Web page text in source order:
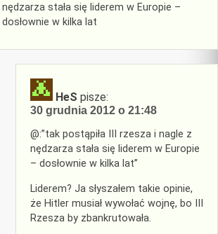
nędzarza stała się liderem w Europie –
dosłownie w kilka lat
HeS pisze:
30 grudnia 2012 o 21:48
@:”tak postąpiła III rzesza i nagle z
nędzarza stała się liderem w Europie
– dosłownie w kilka lat”
Liderem? Ja słyszałem takie opinie,
że Hitler musiał wywołać wojnę, bo III
Rzesza by zbankrutowała.